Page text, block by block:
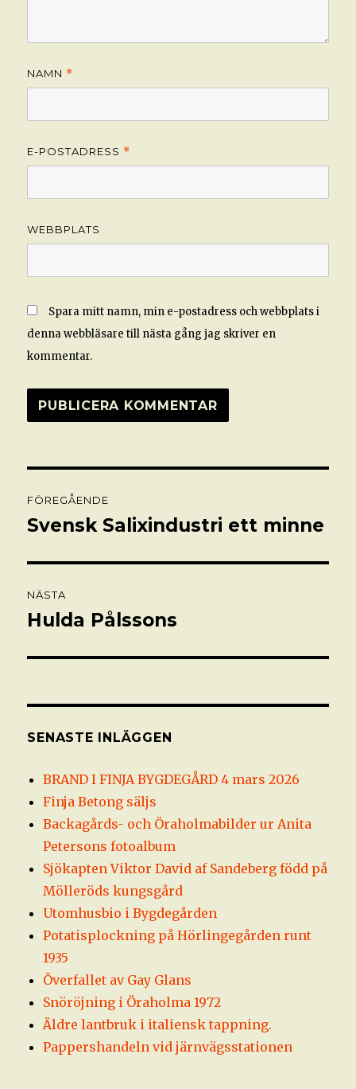
NAMN *
E-POSTADRESS *
WEBBPLATS
Spara mitt namn, min e-postadress och webbplats i
denna webbläsare till nästa gång jag skriver en
kommentar.
FÖREGÅENDE
Föregående
Svensk Salixindustri ett minne
NÄSTA
Nästa
Hulda Pålssons
SENASTE INLÄGGEN
BRAND I FINJA BYGDEGÅRD 4 mars 2026
Finja Betong säljs
Backagårds- och Öraholmabilder ur Anita
Petersons fotoalbum
Sjökapten Viktor David af Sandeberg född på
Mölleröds kungsgård
Utomhusbio i Bygdegården
Potatisplockning på Hörlingegården runt
1935
Överfallet av Gay Glans
Snöröjning i Öraholma 1972
Äldre lantbruk i italiensk tappning.
Pappershandeln vid järnvägsstationen